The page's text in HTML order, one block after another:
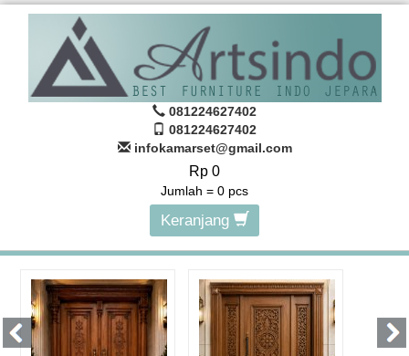
081224627402
081224627402
infokamarset@gmail.com
Rp 0
Jumlah = 0 pcs
Keranjang